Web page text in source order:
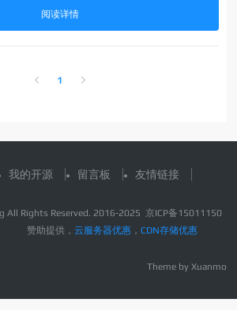
阅读详情
1
我的开源 留言板
友情链接
All Rights Reserved. 2016-2025京ICP备15011150
赞助提供，云服务器优惠 ，CDN存储优惠
Theme by Xuanmo